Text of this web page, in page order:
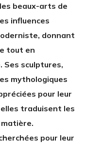
beaux-arts de
influences
donnant
tout en
Ses sculptures,
mythologiques
pour leur
traduisent les
pour leur